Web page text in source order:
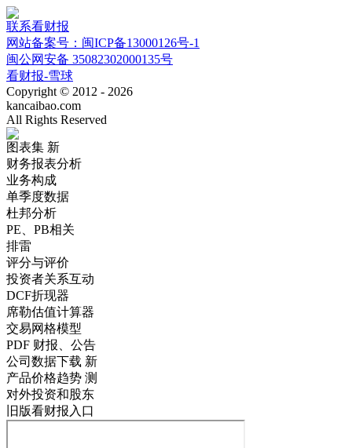
联系看财报
网站备案号：闽ICP备13000126号-1
闽公网安备 35082302000135号
看财报-雪球
Copyright © 2012 - 2026
kancaibao.com
All Rights Reserved
图表集 新
财务报表分析
业务构成
单季度数据
杜邦分析
PE、PB相关
排雷
评分与评价
投资者关系互动
DCF折现器
席勒估值计算器
交易网格模型
PDF 财报、公告
公司数据下载 新
产品价格趋势 测
对外投资和股东
旧版看财报入口